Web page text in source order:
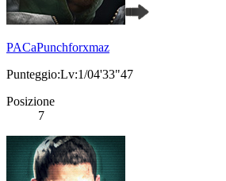
PACaPunchforxmaz
Punteggio:Lv:1/04'33"47
Posizione
7